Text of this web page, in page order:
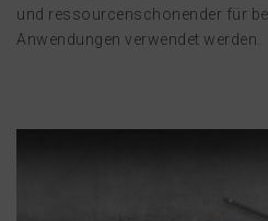
und ressourcenschonender für
Anwendungen verwendet werden.